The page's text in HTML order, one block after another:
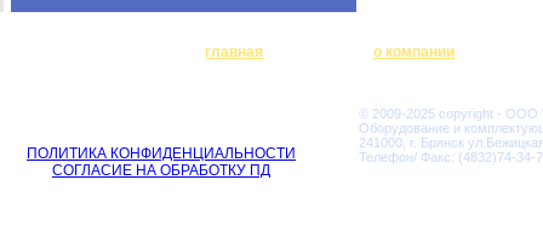
главная о компании
ПОЛИТИКА КОНФИДЕНЦИАЛЬНОСТИ
СОГЛАСИЕ НА ОБРАБОТКУ ПД
© 2009-2025 copyright - ООО
Оборудование и
241000, г. Брянск
Телефон/ Факс: (4832)74-34-